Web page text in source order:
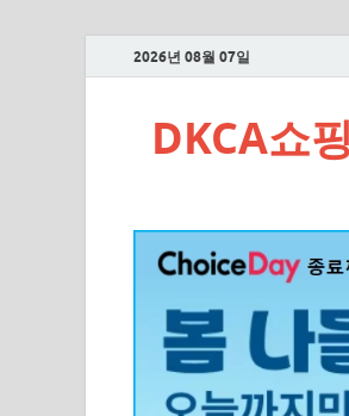
2026년 08월 07일
DKCA쇼핑